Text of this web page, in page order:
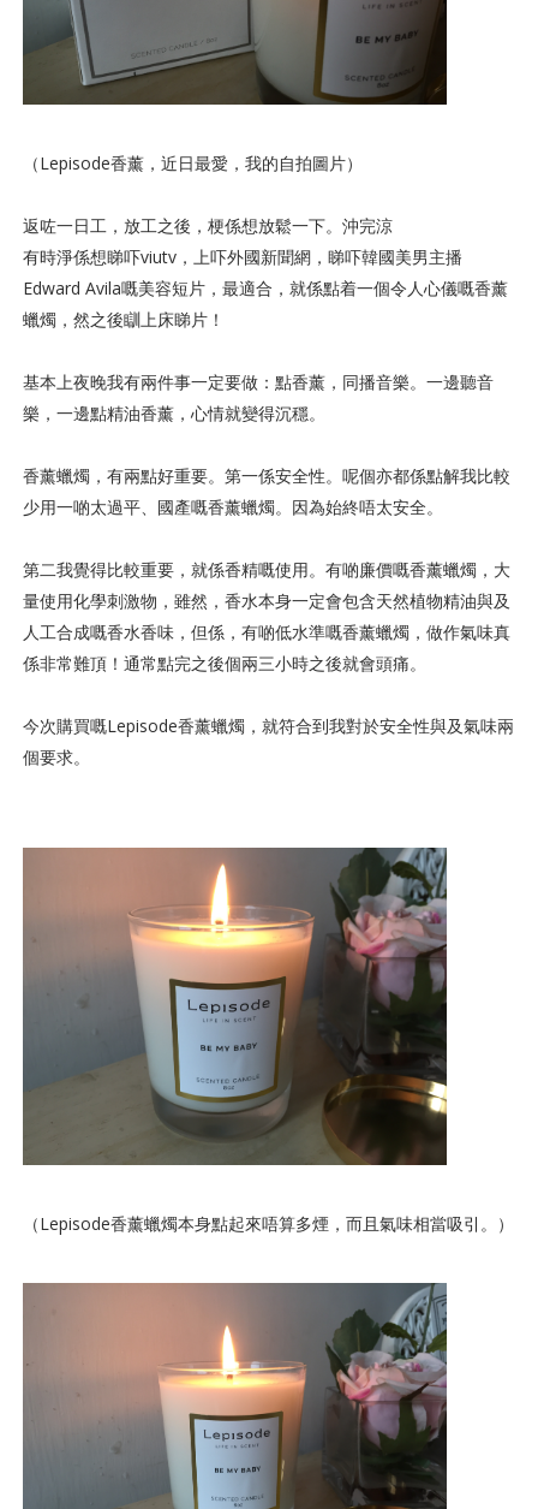
（Lepisode香薰，近日最愛，我的自拍圖片）
返咗一日工，放工之後，梗係想放鬆一下。沖完涼
有時淨係想睇吓viutv，上吓外國新聞網，睇吓韓國美男主播
Edward Avila嘅美容短片，最適合，就係點着一個令人心儀嘅香薰
蠟燭，然之後瞓上床睇片！
基本上夜晚我有兩件事一定要做：點香薰，同播音樂。一邊聽音
樂，一邊點精油香薰，心情就變得沉穩。
香薰蠟燭，有兩點好重要。第一係安全性。呢個亦都係點解我比較
少用一啲太過平、國產嘅香薰蠟燭。因為始終唔太安全。
第二我覺得比較重要，就係香精嘅使用。有啲廉價嘅香薰蠟燭，大
量使用化學刺激物，雖然，香水本身一定會包含天然植物精油與及
人工合成嘅香水香味，但係，有啲低水準嘅香薰蠟燭，做作氣味真
係非常難頂！通常點完之後個兩三小時之後就會頭痛。
今次購買嘅Lepisode香薰蠟燭，就符合到我對於安全性與及氣味兩
個要求。
（Lepisode香薰蠟燭本身點起來唔算多煙，而且氣味相當吸引。）